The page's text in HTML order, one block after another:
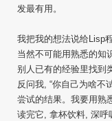
发最有用。
我把我的想法说给Lisp
当然不可能用熟悉的知
别人已有的经验里找到
反问我, “你自己为啥不
尝试的结果。我要用熟
读完它, 拿杯饮料, 深呼